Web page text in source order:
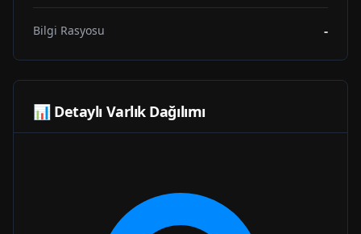
Bilgi Rasyosu -
📊 Detaylı Varlık Dağılımı